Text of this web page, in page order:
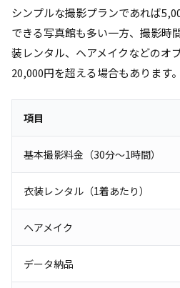
シンプルな撮影プランであれば
できる写真館も多い一方、撮影時
装レンタル、ヘアメイクなどのオ
20,000円を超える場合もあります。
項目
基本撮影料金（30分～1時間）
衣装レンタル（1着あたり）
ヘアメイク
データ納品